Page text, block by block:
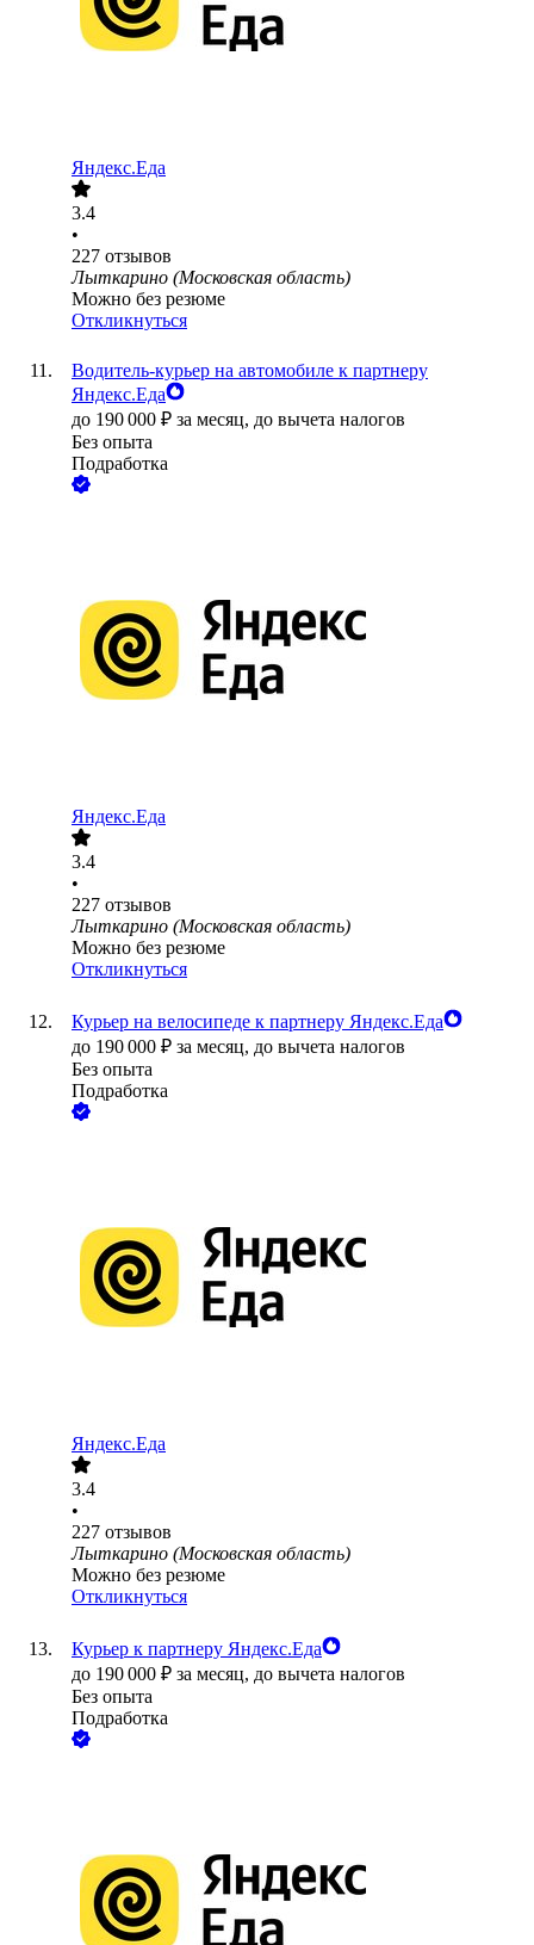
Яндекс.Еда
3.4
•
227 отзывов
Лыткарино (Московская область)
Можно без резюме
Откликнуться
Водитель-курьер на автомобиле к партнеру
Яндекс.Еда
до 190 000 ₽ за месяц, до вычета налогов
Без опыта
Подработка
Яндекс.Еда
3.4
•
227 отзывов
Лыткарино (Московская область)
Можно без резюме
Откликнуться
Курьер на велосипеде к партнеру Яндекс.Еда
до 190 000 ₽ за месяц, до вычета налогов
Без опыта
Подработка
Яндекс.Еда
3.4
•
227 отзывов
Лыткарино (Московская область)
Можно без резюме
Откликнуться
Курьер к партнеру Яндекс.Еда
до 190 000 ₽ за месяц, до вычета налогов
Без опыта
Подработка